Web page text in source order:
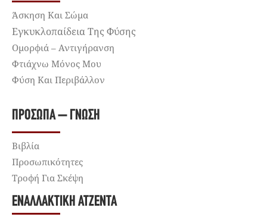
Άσκηση Και Σώμα
Εγκυκλοπαίδεια Της Φύσης
Ομορφιά – Αντιγήρανση
Φτιάχνω Μόνος Μου
Φύση Και Περιβάλλον
ΠΡΌΣΩΠΑ – ΓΝΏΣΗ
Βιβλία
Προσωπικότητες
Τροφή Για Σκέψη
ΕΝΑΛΛΑΚΤΙΚΉ ΑΤΖΈΝΤΑ